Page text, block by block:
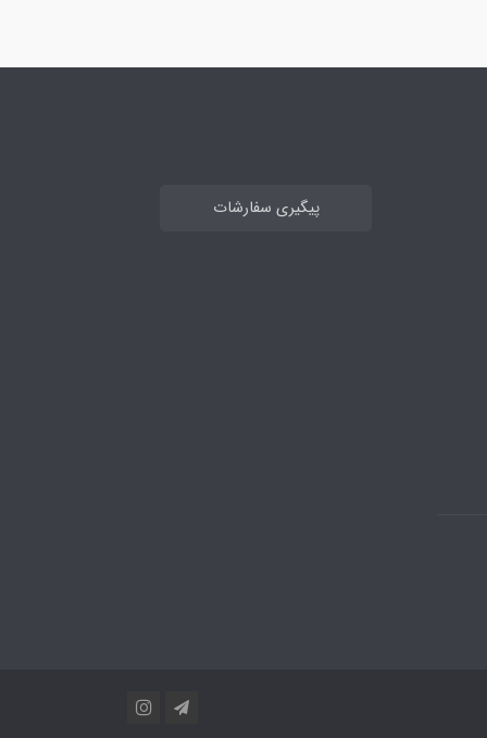
پیگیری سفارشات